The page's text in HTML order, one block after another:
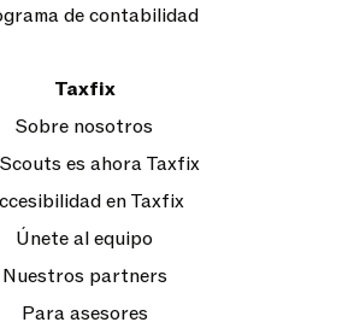
de contabilidad
Taxfix
Sobre nosotros
es ahora Taxfix
en Taxfix
Únete al equipo
Nuestros partners
Para asesores